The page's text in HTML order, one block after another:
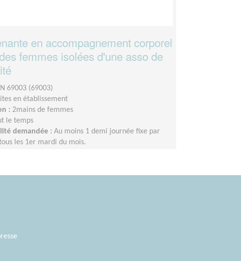
en accompagnement corporel
femmes isolées d'une asso de
69003 (69003)
en établissement
: 2mains de femmes
le temps
demandée : Au moins 1 demi journée fixe par
les 1er mardi du mois.